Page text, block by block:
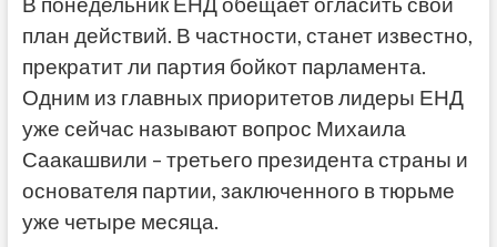
В понедельник ЕНД обещает огласить свой
план действий. В частности, станет известно,
прекратит ли партия бойкот парламента.
Одним из главных приоритетов лидеры ЕНД
уже сейчас называют вопрос Михаила
Саакашвили – третьего президента страны и
основателя партии, заключенного в тюрьме
уже четыре месяца.